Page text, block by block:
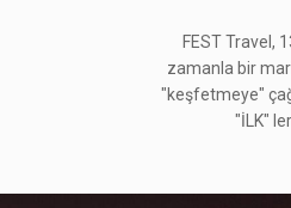
FEST Travel,
zamanla bir
"keşfetmeye"
"İLK"